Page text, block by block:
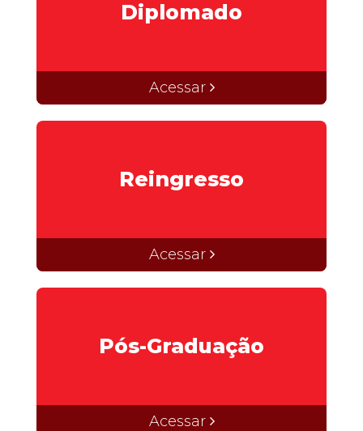
Diplomado
Acessar
Reingresso
Acessar
Pós-Graduação
Acessar